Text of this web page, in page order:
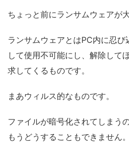
ちょっと前にランサムウェアが
ランサムウェアとはPC内に忍
して使用不可能にし、解除して
求してくるものです。
まあウィルス的なものです。
ファイルが暗号化されてしまう
もうどうすることもできません。